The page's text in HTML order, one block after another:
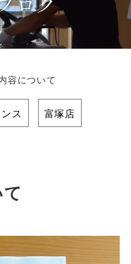
容について
ス 富塚店